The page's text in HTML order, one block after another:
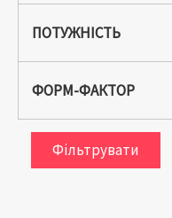
ПОТУЖНІСТЬ
ФОРМ-ФАКТОР
Фільтрувати